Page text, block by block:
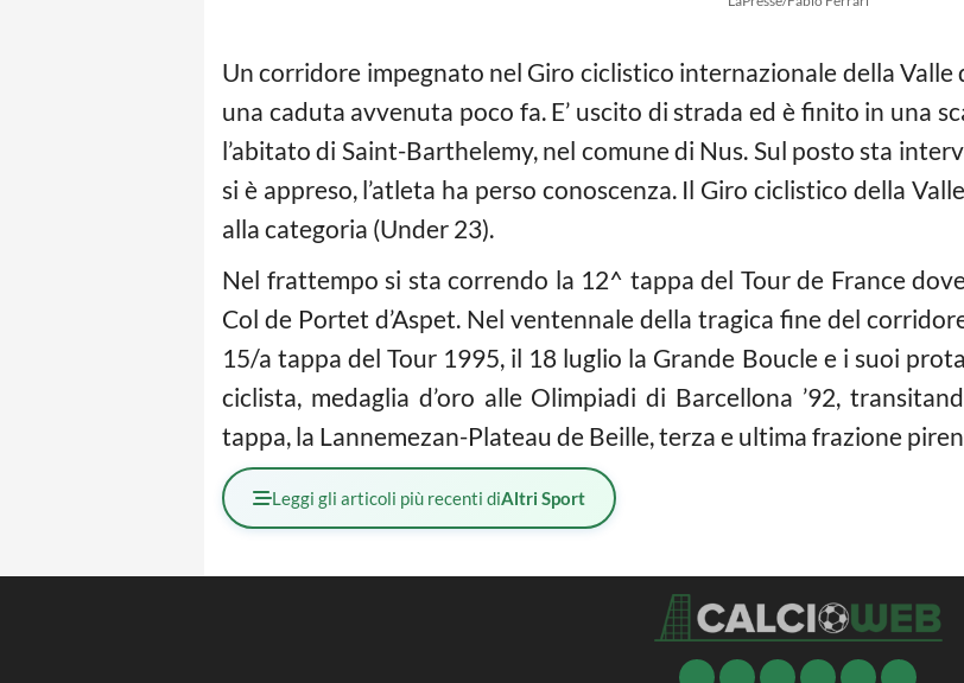
Un corridore impegnato nel Giro ciclistico internazionale della Valle
una caduta avvenuta poco fa. E’ uscito di strada ed è finito in una
l’abitato di Saint-Barthelemy, nel comune di Nus. Sul posto sta
si è appreso, l’atleta ha perso conoscenza. Il Giro ciclistico della
alla categoria (Under 23).
Nel frattempo si sta correndo la 12^ tappa del Tour de France
Col de Portet d’Aspet. Nel ventennale della tragica fine del
15/a tappa del Tour 1995, il 18 luglio la Grande Boucle e i suoi
ciclista, medaglia d’oro alle Olimpiadi di Barcellona ’92,
tappa, la Lannemezan-Plateau de Beille, terza e ultima frazione
Leggi gli articoli più recenti diAltri Sport